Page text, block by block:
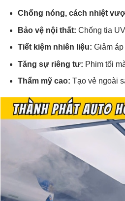
Chống nóng, cách nhiệt
Bảo vệ nội thất: Chống tia
Tiết kiệm nhiên liệu: Giảm
Tăng sự riêng tư: Phim tối
Thẩm mỹ cao: Tạo vẻ ngoài